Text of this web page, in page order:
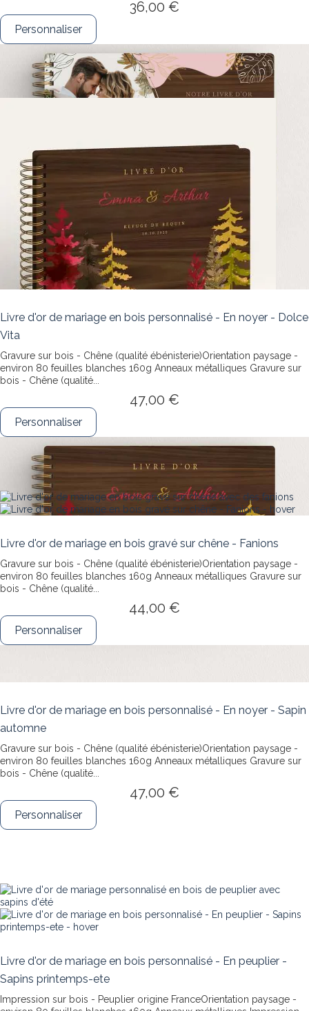
36,00 €
Personnaliser
Livre d'or de mariage en bois personnalisé - En noyer - Dolce
Vita
Gravure sur bois - Chêne (qualité ébénisterie)Orientation paysage -
environ 80 feuilles blanches 160g Anneaux métalliques Gravure sur
bois - Chêne (qualité...
47,00 €
Personnaliser
Livre d'or de mariage en bois personnalisé - En noyer - Sapin
automne
Gravure sur bois - Chêne (qualité ébénisterie)Orientation paysage -
environ 80 feuilles blanches 160g Anneaux métalliques Gravure sur
bois - Chêne (qualité...
47,00 €
Personnaliser
Livre d'or de mariage en bois gravé sur chêne - Fanions
Gravure sur bois - Chêne (qualité ébénisterie)Orientation paysage -
environ 80 feuilles blanches 160g Anneaux métalliques Gravure sur
bois - Chêne (qualité...
44,00 €
Personnaliser
Livre d'or de mariage en bois personnalisé - En peuplier -
Sapins printemps-ete
Impression sur bois - Peuplier origine FranceOrientation paysage -